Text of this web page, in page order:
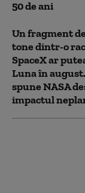
50 de ani
Un fragment
tone dintr-o
SpaceX ar
Luna în
spune NASA
impactul